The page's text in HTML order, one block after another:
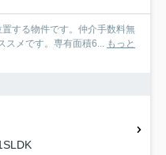
する物件です。仲介手数料無
スメです。専有面積6... もっと